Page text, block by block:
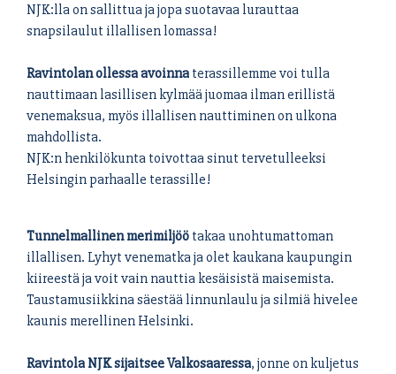
NJK:lla on sallittua ja jopa suotavaa lurauttaa
snapsilaulut illallisen lomassa!
Ravintolan ollessa avoinna terassillemme voi tulla
nauttimaan lasillisen kylmää juomaa ilman erillistä
venemaksua, myös illallisen nauttiminen on ulkona
mahdollista.
NJK:n henkilökunta toivottaa sinut tervetulleeksi
Helsingin parhaalle terassille!
Tunnelmallinen merimiljöö takaa unohtumattoman
illallisen. Lyhyt venematka ja olet kaukana kaupungin
kiireestä ja voit vain nauttia kesäisistä maisemista.
Taustamusiikkina säestää linnunlaulu ja silmiä hivelee
kaunis merellinen Helsinki.
Ravintola NJK sijaitsee Valkosaaressa, jonne on kuljetus